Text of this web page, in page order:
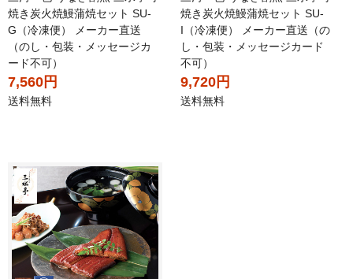
焼き炭火焼鰻蒲焼セット SU-
G（冷凍便） メーカー直送
（のし・包装・メッセージカ
ード不可）
7,560円
送料無料
焼き炭火焼鰻蒲焼セット SU-
I（冷凍便） メーカー直送（の
し・包装・メッセージカード
不可）
9,720円
送料無料